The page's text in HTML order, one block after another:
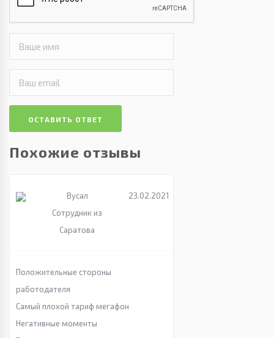
ОСТАВИТЬ ОТВЕТ
Похожие отзывы
Вусал
Сотрудник из
Саратова
23.02.2021
Положительные стороны
работодателя
Самый плохой тариф мегафон
Негативные моменты